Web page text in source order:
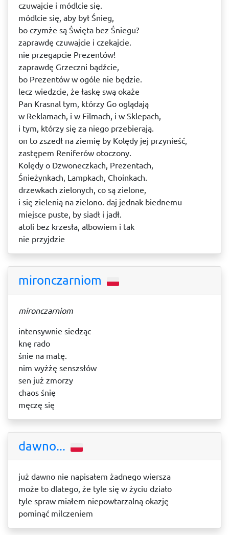
czuwajcie i módlcie się.
módlcie się, aby był Śnieg,
bo czymże są Święta bez Śniegu?
zaprawdę czuwajcie i czekajcie.
nie przegapcie Prezentów!
zaprawdę Grzeczni bądźcie,
bo Prezentów w ogóle nie będzie.
lecz wiedzcie, że łaskę swą okaże
Pan Krasnal tym, którzy Go oglądają
w Reklamach, i w Filmach, i w Sklepach,
i tym, którzy się za niego przebierają.
on to zszedł na ziemię by Kolędy jej przynieść,
zastępem Reniferów otoczony.
Kolędy o Dzwoneczkach, Prezentach,
Śnieżynkach, Lampkach, Choinkach.
drzewkach zielonych, co są zielone,
i się zielenią na zielono. daj jednak biednemu
miejsce puste, by siadł i jadł.
atoli bez krzesła, albowiem i tak
nie przyjdzie
mironczarniom
mironczarniom
intensywnie siedząc
knę rado
śnie na matę.
nim wyżżę senszsłów
sen już zmorzy
chaos śnię
męczę się
dawno...
już dawno nie napisałem żadnego wiersza
może to dlatego, że tyle się w życiu działo
tyle spraw miałem niepowtarzalną okazję
pominąć milczeniem